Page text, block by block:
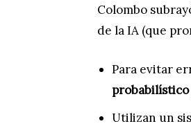
Colombo
de la IA (que
Para evitar
probabilístico
Utilizan un